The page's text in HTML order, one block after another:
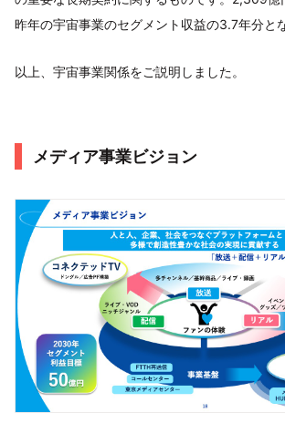
昨年の宇宙事業のセグメント収益の3.7年分と
以上、宇宙事業関係をご説明しました。
メディア事業ビジョン